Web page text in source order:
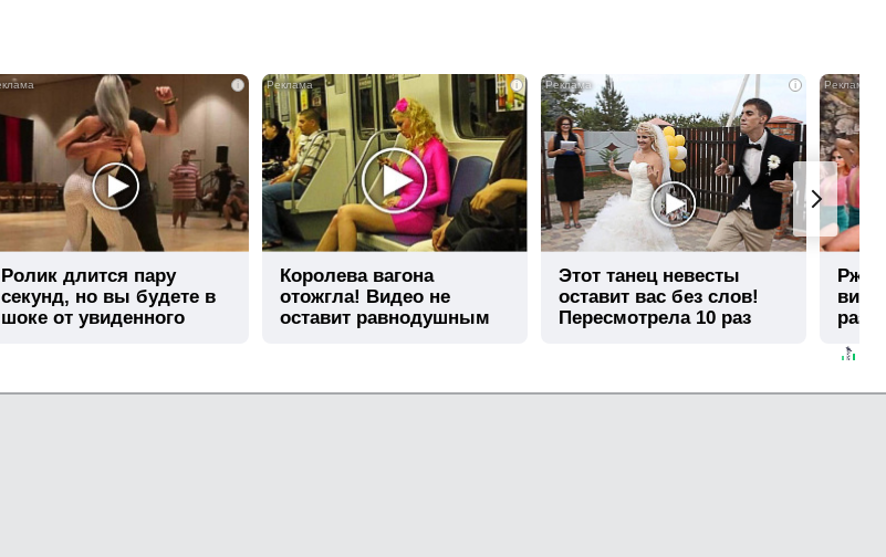
i
Ролик длится пару
секунд, но вы будете в
шоке от увиденного
i
Королева вагона
отожгла! Видео не
оставит равнодушным
i
Этот танец невесты
оставит вас без слов!
Пересмотрела 10 раз
Ржу
раз